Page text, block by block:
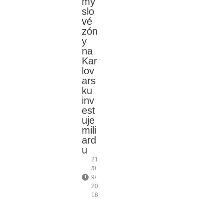
slo
vé
zón
y
na
Kar
lov
ars
ku
inv
est
uje
mili
ard
u
21
/0
9/
20
18